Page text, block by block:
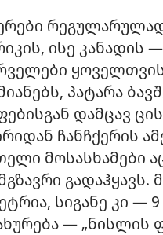
ისე კანადის
პატარა
დამცავ
ჩანჩქერის
მოსასხამები
სიგანე კი —
— „ნისლის